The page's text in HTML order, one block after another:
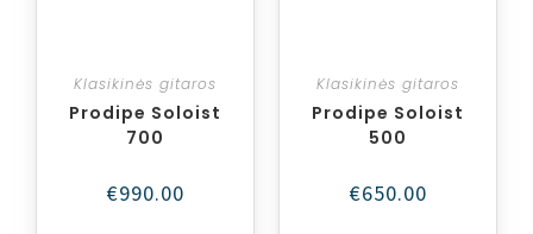
Klasikinės gitaros
Prodipe Soloist
700
€990.00
Klasikinės gitaros
Prodipe Soloist
500
€650.00